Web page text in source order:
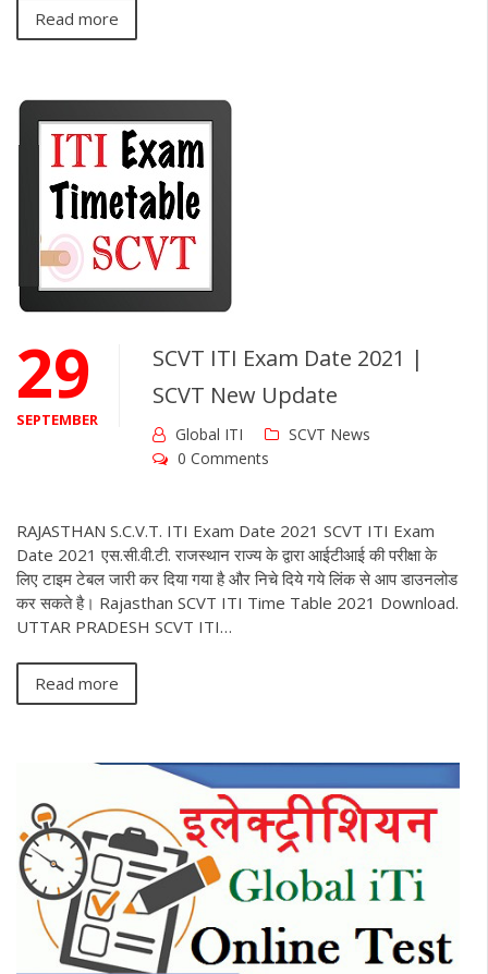
Read more
29
SEPTEMBER
SCVT ITI Exam Date 2021 |
SCVT New Update
Global ITI
SCVT News
0 Comments
RAJASTHAN S.C.V.T. ITI Exam Date 2021 SCVT ITI Exam
Date 2021 एस.सी.वी.टी. राजस्थान राज्य के द्वारा आईटीआई की परीक्षा के
लिए टाइम टेबल जारी कर दिया गया है और निचे दिये गये लिंक से आप डाउनलोड
कर सकते है। Rajasthan SCVT ITI Time Table 2021 Download.
UTTAR PRADESH SCVT ITI…
Read more